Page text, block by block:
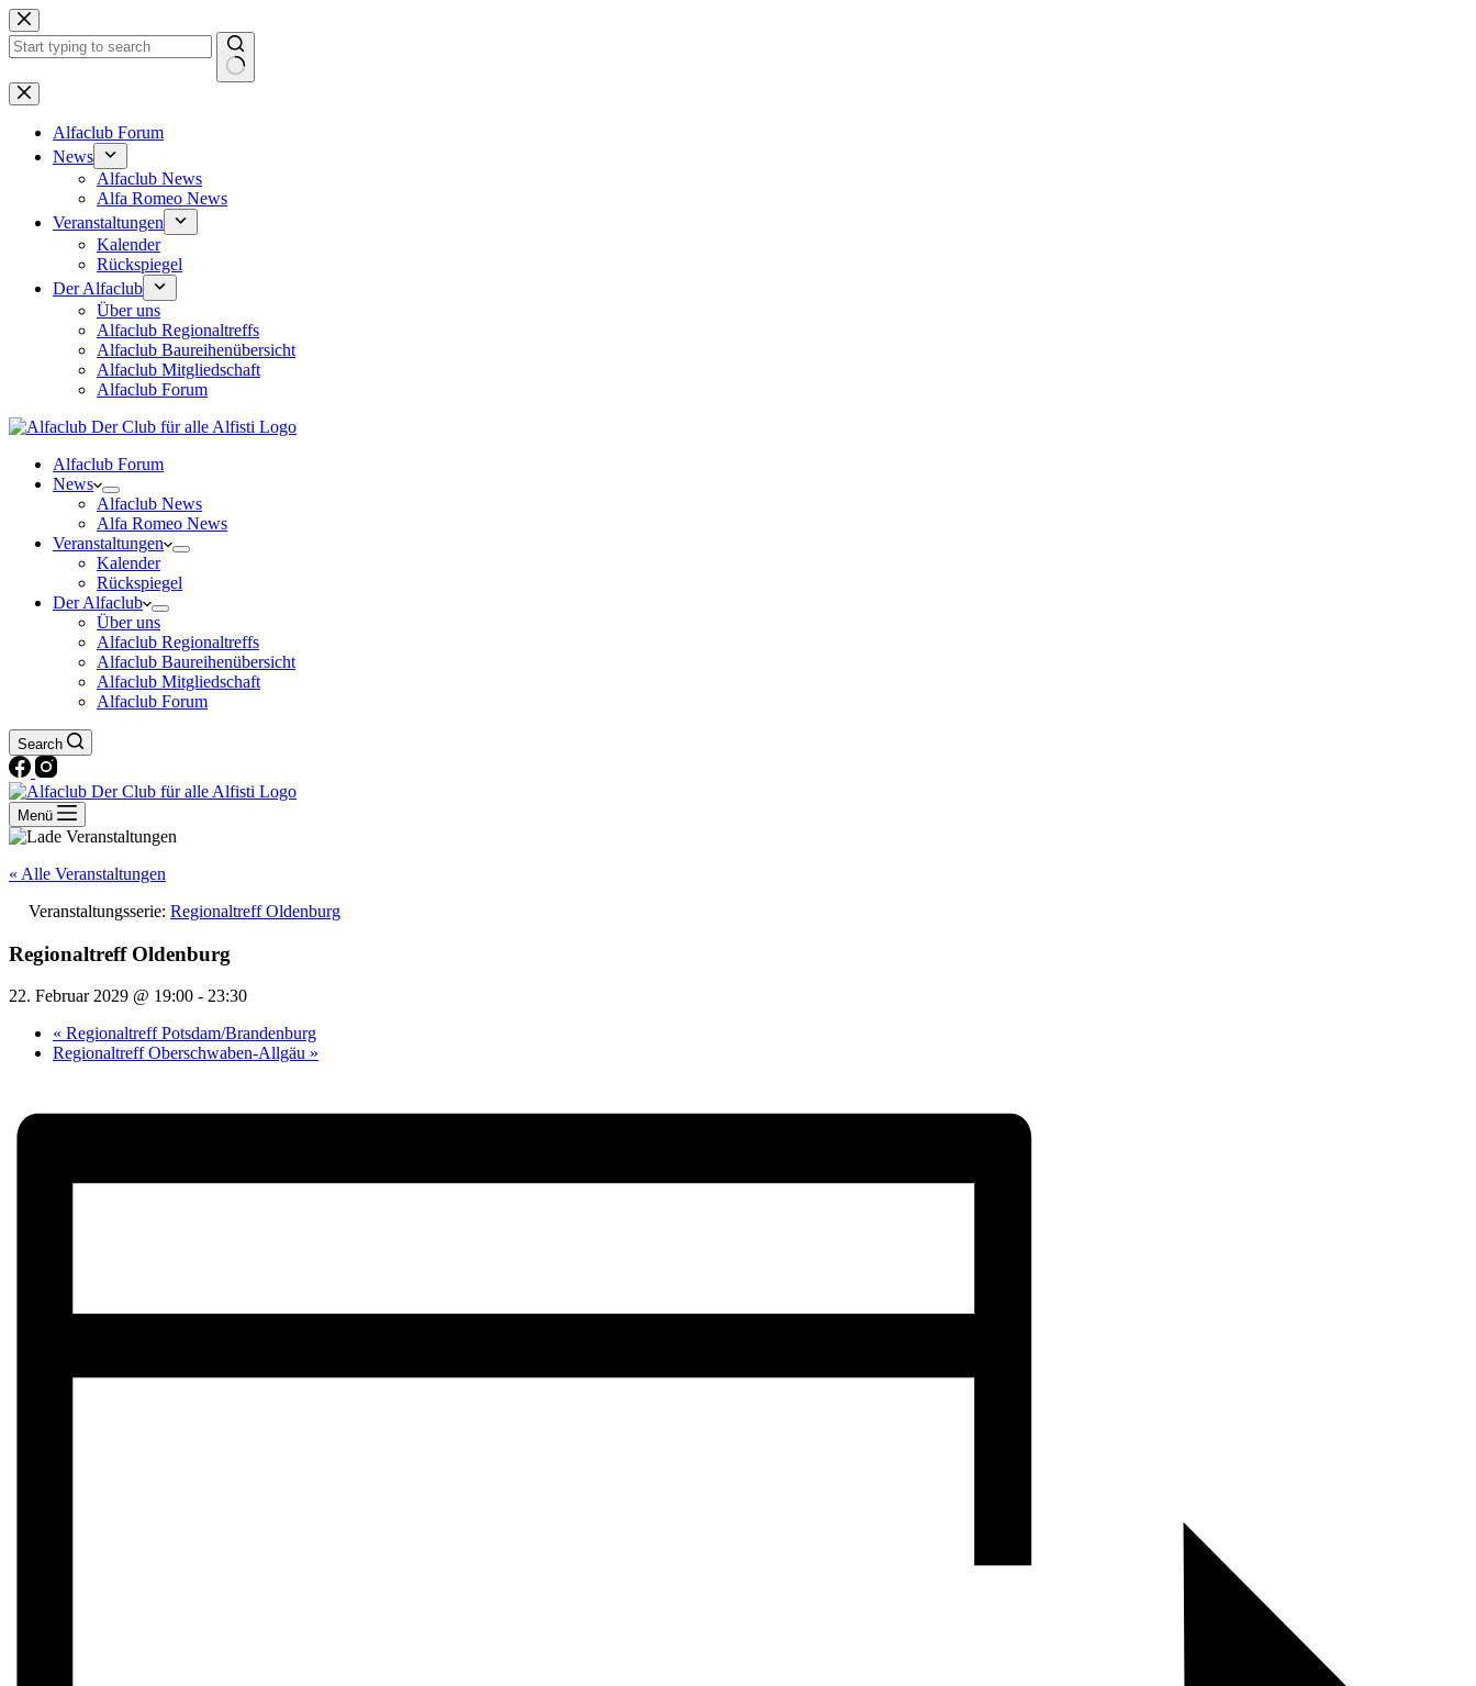
Zum
Inhalt
springen
Keine
Ergebnisse
Alfaclub Forum
News
Alfaclub News
Alfa Romeo News
Veranstaltungen
Kalender
Rückspiegel
Der Alfaclub
Über uns
Alfaclub Regionaltreffs
Alfaclub Baureihenübersicht
Alfaclub Mitgliedschaft
Alfaclub Forum
Alfaclub Forum
News
Alfaclub News
Alfa Romeo News
Veranstaltungen
Kalender
Rückspiegel
Der Alfaclub
Über uns
Alfaclub Regionaltreffs
Alfaclub Baureihenübersicht
Alfaclub Mitgliedschaft
Alfaclub Forum
Search
Menü
« Alle Veranstaltungen
Veranstaltungsserie: Regionaltreff Oldenburg
Regionaltreff Oldenburg
22. Februar 2029 @ 19:00 - 23:30
« Regionaltreff Potsdam/Brandenburg
Regionaltreff Oberschwaben-Allgäu »